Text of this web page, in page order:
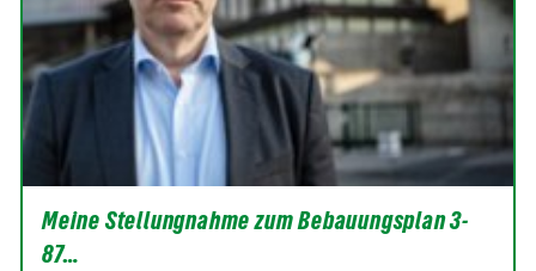
Meine Stellungnahme zum Bebauungsplan 3-
87…